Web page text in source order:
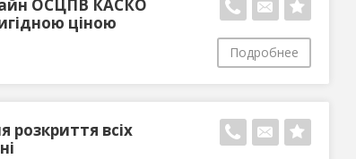
ОСЦПВ КАСКО
ціною
Подробнее
розкриття всіх